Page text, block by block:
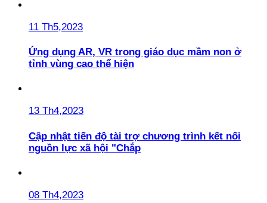
11 Th5,2023
Ứng dụng AR, VR trong giáo dục mầm non ở
tỉnh vùng cao thể hiện
13 Th4,2023
Cập nhật tiến độ tài trợ chương trình kết nối
nguồn lực xã hội "Chắp
08 Th4,2023